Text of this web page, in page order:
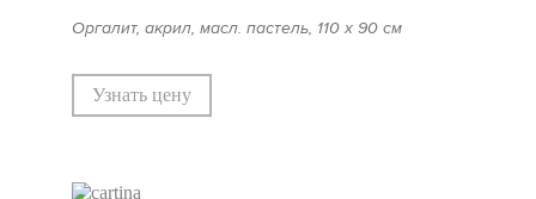
Оргалит, акрил, масл. пастель, 110 х 90 см
Узнать цену